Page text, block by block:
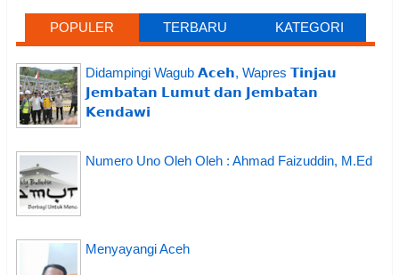
POPULER TERBARU KATEGORI
Didampingi Wagub 𝗔𝗰𝗲𝗵, Wapres 𝗧𝗶𝗻𝗷𝗮𝘂
𝗝𝗲𝗺𝗯𝗮𝘁𝗮𝗻 𝗟𝘂𝗺𝘂𝘁 𝗱𝗮𝗻 𝗝𝗲𝗺𝗯𝗮𝘁𝗮𝗻
𝗞𝗲𝗻𝗱𝗮𝘄𝗶
Numero Uno Oleh Oleh : Ahmad Faizuddin, M.Ed
Menyayangi Aceh